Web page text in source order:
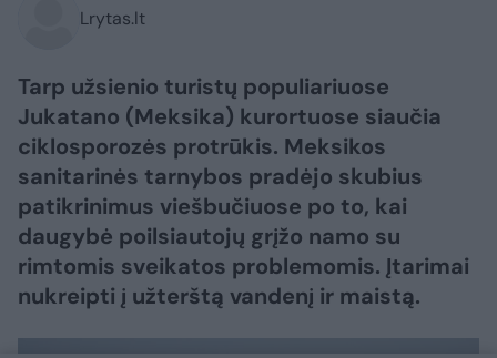
Lrytas.lt
Tarp užsienio turistų populiariuose
Jukatano (Meksika) kurortuose siaučia
ciklosporozės protrūkis. Meksikos
sanitarinės tarnybos pradėjo skubius
patikrinimus viešbučiuose po to, kai
daugybė poilsiautojų grįžo namo su
rimtomis sveikatos problemomis. Įtarimai
nukreipti į užterštą vandenį ir maistą.